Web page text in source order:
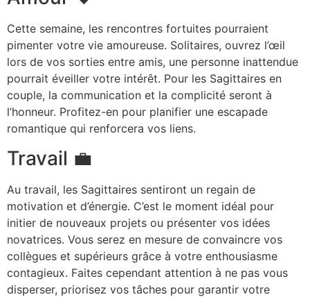
Cette semaine, les rencontres fortuites pourraient
pimenter votre vie amoureuse. Solitaires, ouvrez l’œil
lors de vos sorties entre amis, une personne inattendue
pourrait éveiller votre intérêt. Pour les Sagittaires en
couple, la communication et la complicité seront à
l’honneur. Profitez-en pour planifier une escapade
romantique qui renforcera vos liens.
Travail 💼
Au travail, les Sagittaires sentiront un regain de
motivation et d’énergie. C’est le moment idéal pour
initier de nouveaux projets ou présenter vos idées
novatrices. Vous serez en mesure de convaincre vos
collègues et supérieurs grâce à votre enthousiasme
contagieux. Faites cependant attention à ne pas vous
disperser, priorisez vos tâches pour garantir votre